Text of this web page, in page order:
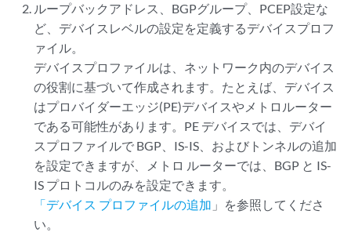
ループバックアドレス、BGPグループ、PCEP設定な
ど、デバイスレベルの設定を定義するデバイスプロフ
ァイル。
デバイスプロファイルは、ネットワーク内のデバイス
の役割に基づいて作成されます。たとえば、デバイス
はプロバイダーエッジ(PE)デバイスやメトロルーター
である可能性があります。PE デバイスでは、デバイ
スプロファイルで BGP、IS-IS、およびトンネルの追加
を設定できますが、メトロ ルーターでは、BGP と IS-
IS プロトコルのみを設定できます。
「デバイス プロファイルの追加 」を参照してくださ
い。